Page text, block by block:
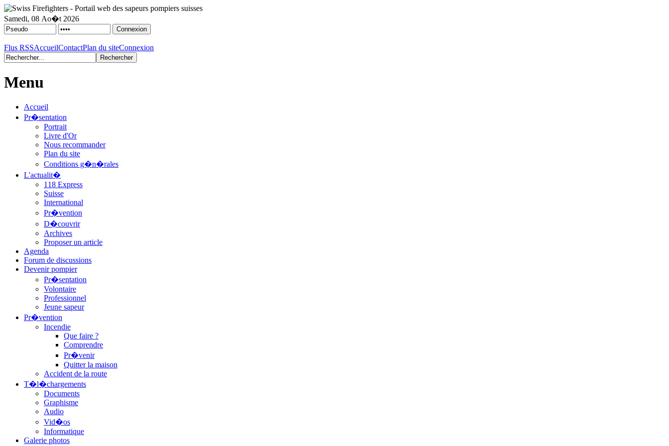
Samedi, 08 Ao�t 2026
Flus RSSAccueilContactPlan du siteConnexion
Menu
Accueil
Pr�sentation
Portrait
Livre d'Or
Nous recommander
Plan du site
Conditions g�n�rales
L'actualit�
118 Express
Suisse
International
Pr�vention
D�couvrir
Archives
Proposer un article
Agenda
Forum de discussions
Devenir pompier
Pr�sentation
Volontaire
Professionnel
Jeune sapeur
Pr�vention
Incendie
Que faire ?
Comprendre
Pr�venir
Quitter la maison
Accident de la route
T�l�chargements
Documents
Graphisme
Audio
Vid�os
Informatique
Galerie photos